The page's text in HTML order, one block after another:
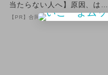
当たらない人へ】原因、はっ
きりしてます
【PR】合同会社デジタルファーム